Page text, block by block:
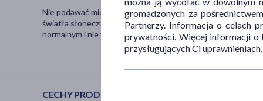
Nie podawać miodu dzieciom poniżej 12. miesiąca życia.
światła słonecznego. Nie należy przekraczać zalecanej
normalnym i nie wpływa na jego jakość.
CECHY PRODUKTU
gromadzonych za
Partnerzy. Informacja o celach
prywatności. Więcej informacji o
przysługujących Ci